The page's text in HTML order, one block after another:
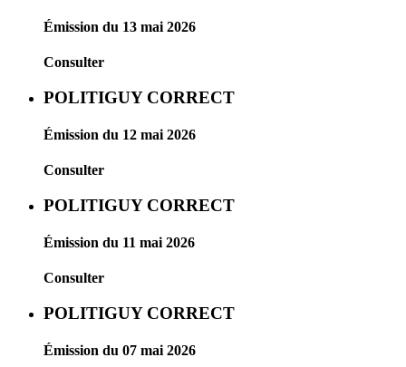
Émission du 13 mai 2026
Consulter
POLITIGUY CORRECT
Émission du 12 mai 2026
Consulter
POLITIGUY CORRECT
Émission du 11 mai 2026
Consulter
POLITIGUY CORRECT
Émission du 07 mai 2026